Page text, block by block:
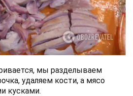
мы разделываем
удаляем кости, а мясо
кусками.